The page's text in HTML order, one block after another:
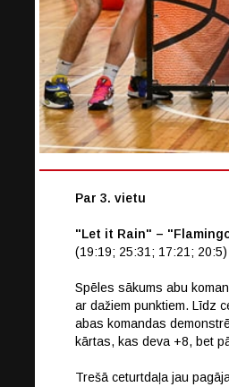
Par 3. vietu
"Let it Rain" –
(19:19; 25:31; 17:21; 20:5)
Spēles sākums abu
ar dažiem punktiem. Līdz
abas komandas
kārtas, kas deva +8, bet
Trešā ceturtdaļa jau